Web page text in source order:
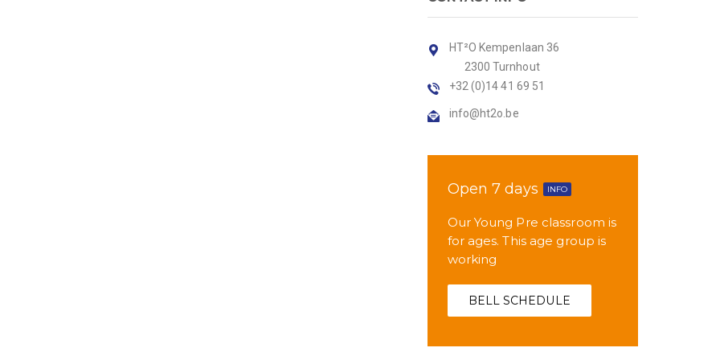
HT²O Kempenlaan 36
2300 Turnhout
+32 (0)14 41 69 51
info@ht2o.be
Open 7 days INFO
Our Young Pre classroom is
for ages. This age group is
working
BELL SCHEDULE